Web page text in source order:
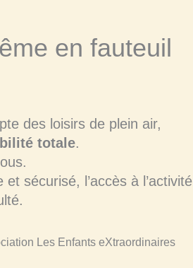
en fauteuil
des loisirs de plein air,
totale.
et sécurisé, l’accès à l’activité